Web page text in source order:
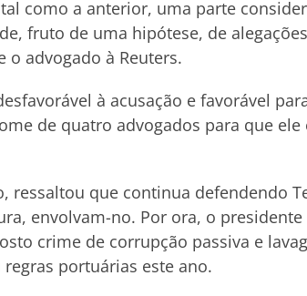
como a anterior, uma parte
fruto de uma hipótese, de
o advogado à Reuters.
à acusação e favorável
de quatro advogados para que
ressaltou que continua defendendo
envolvam-no. Por ora, o
crime de corrupção passiva e
portuárias este ano.